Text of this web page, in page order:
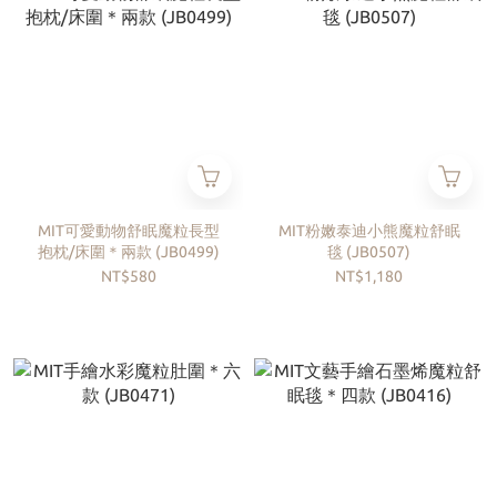
MIT可愛動物舒眠魔粒長型
抱枕/床圍＊兩款 (JB0499)
NT$580
MIT粉嫩泰迪小熊魔粒舒眠
毯 (JB0507)
NT$1,180